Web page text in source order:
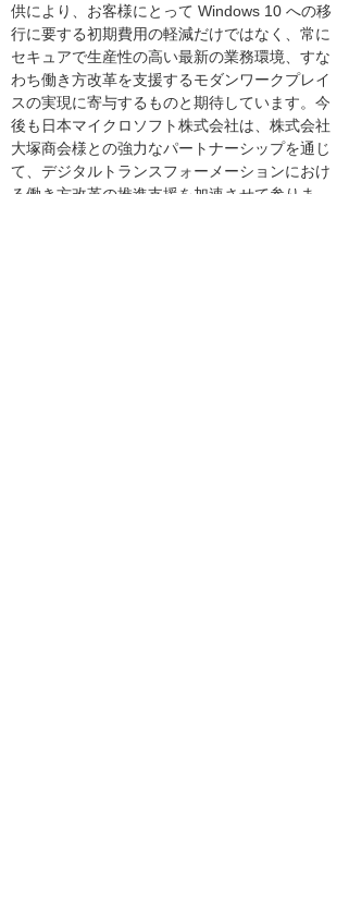
供により、お客様にとって Windows 10 への移
行に要する初期費用の軽減だけではなく、常に
セキュアで生産性の高い最新の業務環境、すな
わち働き方改革を支援するモダンワークプレイ
スの実現に寄与するものと期待しています。今
後も日本マイクロソフト株式会社は、株式会社
大塚商会様との強力なパートナーシップを通じ
て、デジタルトランスフォーメーションにおけ
る働き方改革の推進支援を加速させて参りま